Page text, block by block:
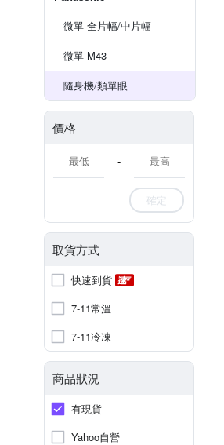
微單-全片幅/中片幅
微單-M43
隨身機/類單眼
價格
-
確定
取貨方式
快速到貨
7-11常溫
7-11冷凍
商品狀況
有現貨
Yahoo自營